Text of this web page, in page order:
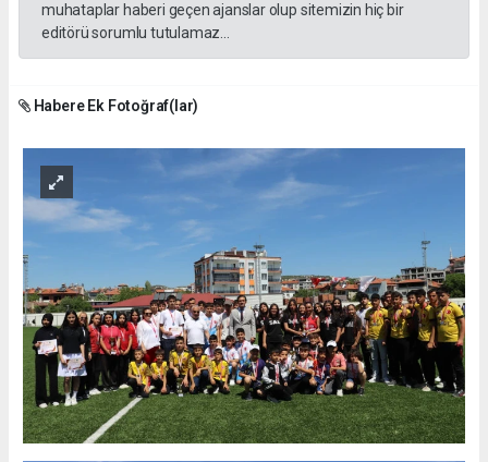
muhataplar haberi geçen ajanslar olup sitemizin hiç bir
editörü sorumlu tutulamaz...
Habere Ek Fotoğraf(lar)